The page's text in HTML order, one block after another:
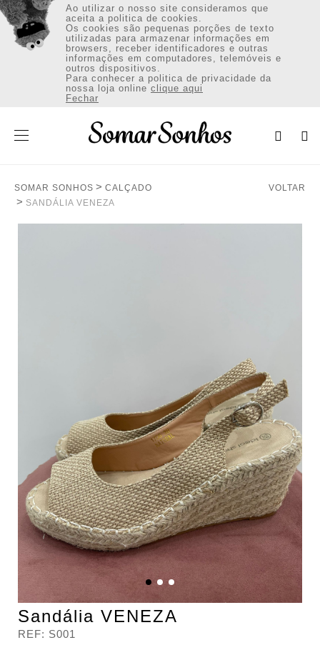
VESTUÁRIO
CALÇADO
ACESSÓRIOS
Envio:Portugal Continental (€)
Ao utilizar o nosso site consideramos que
aceita a politica de cookies.
Os cookies são pequenas porções de texto
utilizadas para armazenar informações em
browsers, receber identificadores e outras
informações em computadores, telemóveis e
outros dispositivos.
Para conhecer a politica de privacidade da
nossa loja online clique aqui
Fechar
SOMAR SONHOS
CALÇADO
SANDÁLIA VENEZA
VOLTAR
Sandália VENEZA
REF: S001